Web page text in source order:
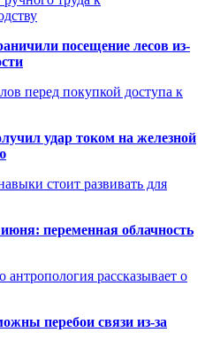
посещение лесов из-
перед покупкой доступа к
удар током на железной
стоит развивать для
переменная облачность
рассказывает о
перебои связи из-за